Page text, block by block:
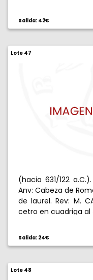
pátina. (EBC-).
Salida: 42€
Lote 47
(hacia 631/122
Anv: Cabeza de
de laurel. Rev: M.
cetro en cuadriga al
Salida: 24€
Lote 48